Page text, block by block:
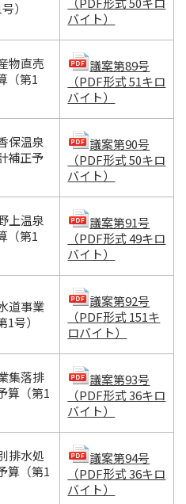
）
バイト）
物直売
（第1
議案第89号
（PDF形式 51キロ
バイト）
保温泉
補正予
議案第90号
（PDF形式 50キロ
バイト）
上温泉
（第1
議案第91号
（PDF形式 49キロ
バイト）
道事業
号）
議案第92号
（PDF形式 151キ
ロバイト）
集落排
算（第1
議案第93号
（PDF形式 36キロ
バイト）
排水処
算（第1
議案第94号
（PDF形式 36キロ
バイト）